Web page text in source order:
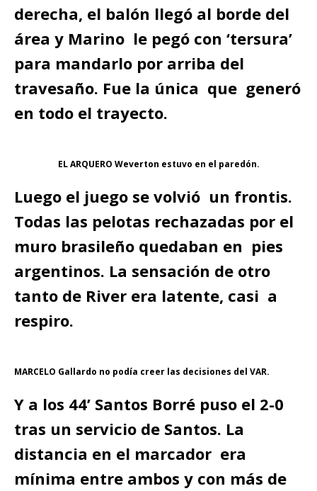
derecha, el balón llegó al borde del
área y Marino le pegó con ‘tersura’
para mandarlo por arriba del
travesaño. Fue la única que generó
en todo el trayecto.
EL ARQUERO Weverton estuvo en el paredón.
Luego el juego se volvió un frontis.
Todas las pelotas rechazadas por el
muro brasileño quedaban en pies
argentinos. La sensación de otro
tanto de River era latente, casi a
respiro.
MARCELO Gallardo no podía creer las decisiones del VAR.
Y a los 44’ Santos Borré puso el 2-0
tras un servicio de Santos. La
distancia en el marcador era
mínima entre ambos y con más de